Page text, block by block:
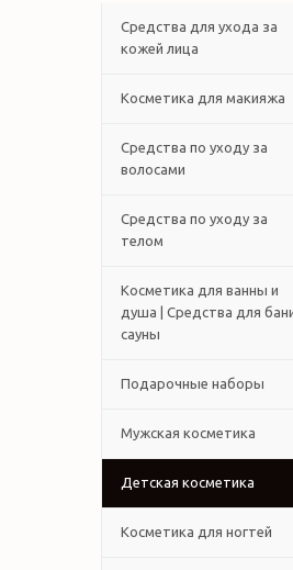
Средства для ухода за
кожей лица
Косметика для макияжа
Средства по уходу за
волосами
Средства по уходу за
телом
Косметика для ванны и
душа | Средства для
сауны
Подарочные наборы
Мужская косметика
Детская косметика
Косметика для ногтей